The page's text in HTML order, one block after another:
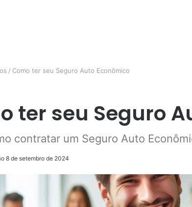
/ Como ter seu Seguro Auto Econômico
ter seu Seguro
contratar um Seguro Auto
8 de setembro de 2024